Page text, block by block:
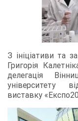
З ініціативи та
Григорія
делегація
університету
виставку